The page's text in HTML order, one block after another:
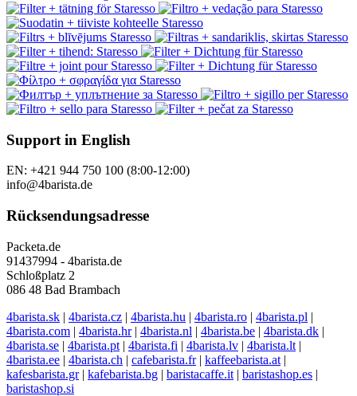
Support in English
EN: +421 944 750 100 (8:00-12:00)
info@4barista.de
Rücksendungsadresse
Packeta.de
91437994 - 4barista.de
Schloßplatz 2
086 48 Bad Brambach
4barista.sk | 4barista.cz | 4barista.hu | 4barista.ro | 4barista.pl |
4barista.com | 4barista.hr| 4barista.nl | 4barista.be | 4barista.dk |
4barista.se | 4barista.pt | 4barista.fi | 4barista.lv | 4barista.lt |
4barista.ee | 4barista.ch | cafebarista.fr| kaffeebarista.at |
kafesbarista.gr| kafebarista.bg | baristacaffe.it | baristashop.es |
baristashop.si